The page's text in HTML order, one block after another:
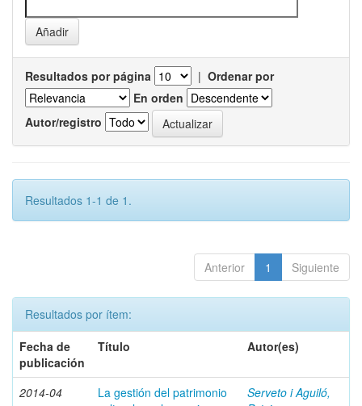
Resultados por página | Ordenar por
En orden
Autor/registro
Resultados 1-1 de 1.
Anterior 1 Siguiente
Resultados por ítem:
Fecha de
publicación
Título Autor(es)
2014-04
La gestión del patrimonio
Serveto i Aguiló,